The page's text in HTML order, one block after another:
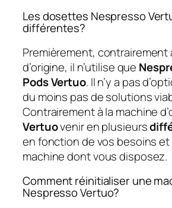
Les dosettes Nespresso
différentes?
Premièrement, contrairement
d’origine, il n’utilise que
Pods Vertuo. Il n’y a pas
du moins pas de solutions
Contrairement à la machine
Vertuovenir en plusieurs
en fonction de vos besoins
machine dont vous disposez.
Comment réinitialiser une
Nespresso Vertuo?